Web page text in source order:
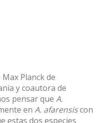
Planck de
y coautora de
pensar que A.
en A. afarensiscon
estas dos especies